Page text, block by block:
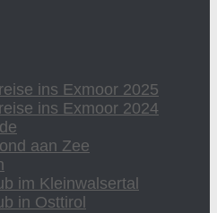
ins Exmoor 2025
ins Exmoor 2024
aan Zee
im Kleinwalsertal
in Osttirol